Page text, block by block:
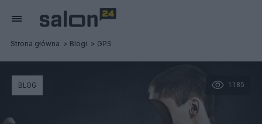
Strona główna Blogi GPS
1185
BLOG